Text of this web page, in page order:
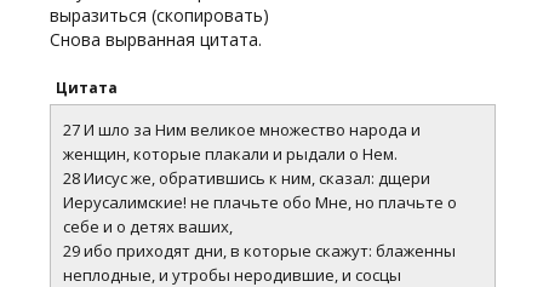
выразиться (скопировать)
Снова вырванная цитата.
Цитата
27 И шло за Ним великое множество народа и
женщин, которые плакали и рыдали о Нем.
28 Иисус же, обратившись к ним, сказал: дщери
Иерусалимские! не плачьте обо Мне, но плачьте о
себе и о детях ваших,
29 ибо приходят дни, в которые скажут: блаженны
неплодные, и утробы неродившие, и сосцы